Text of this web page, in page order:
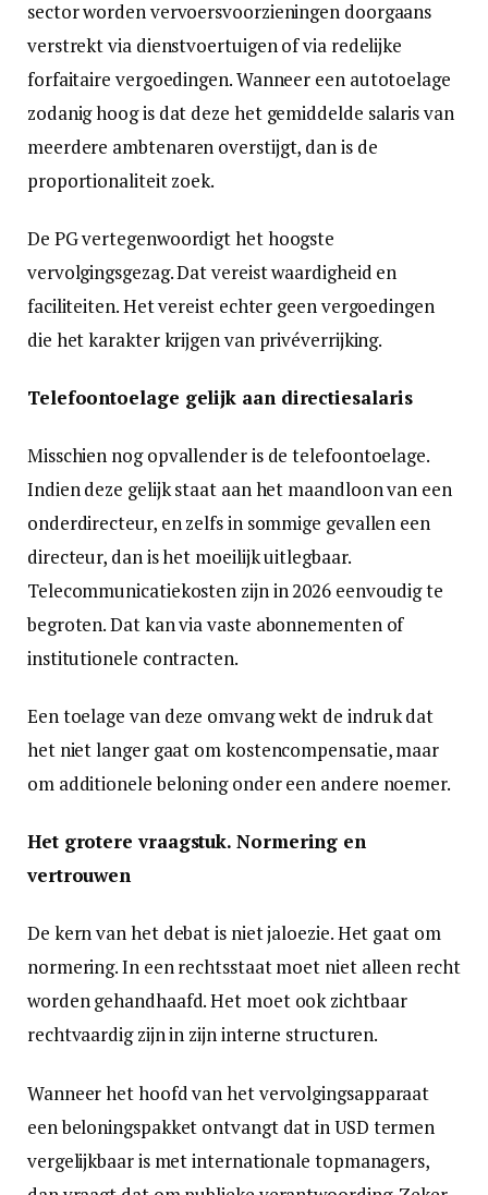
sector worden vervoersvoorzieningen doorgaans
verstrekt via dienstvoertuigen of via redelijke
forfaitaire vergoedingen. Wanneer een autotoelage
zodanig hoog is dat deze het gemiddelde salaris van
meerdere ambtenaren overstijgt, dan is de
proportionaliteit zoek.
De PG vertegenwoordigt het hoogste
vervolgingsgezag. Dat vereist waardigheid en
faciliteiten. Het vereist echter geen vergoedingen
die het karakter krijgen van privéverrijking.
Telefoontoelage gelijk aan directiesalaris
Misschien nog opvallender is de telefoontoelage.
Indien deze gelijk staat aan het maandloon van een
onderdirecteur, en zelfs in sommige gevallen een
directeur, dan is het moeilijk uitlegbaar.
Telecommunicatiekosten zijn in 2026 eenvoudig te
begroten. Dat kan via vaste abonnementen of
institutionele contracten.
Een toelage van deze omvang wekt de indruk dat
het niet langer gaat om kostencompensatie, maar
om additionele beloning onder een andere noemer.
Het grotere vraagstuk. Normering en
vertrouwen
De kern van het debat is niet jaloezie. Het gaat om
normering. In een rechtsstaat moet niet alleen recht
worden gehandhaafd. Het moet ook zichtbaar
rechtvaardig zijn in zijn interne structuren.
Wanneer het hoofd van het vervolgingsapparaat
een beloningspakket ontvangt dat in USD termen
vergelijkbaar is met internationale topmanagers,